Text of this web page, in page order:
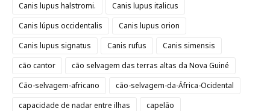
Canis lupus halstromi.
Canis lupus italicus
Canis lúpus occidentalis
Canis lupus orion
Canis lupus signatus
Canis rufus
Canis simensis
cão cantor
cão selvagem das terras altas da Nova Guiné
Cão-selvagem-africano
cão-selvagem-da-África-Ocidental
capacidade de nadar entre ilhas
capelão